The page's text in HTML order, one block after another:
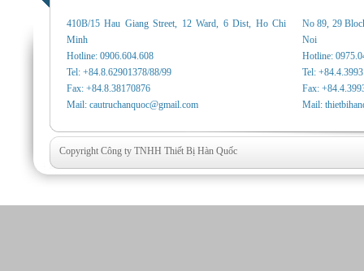
410B/15 Hau Giang Street, 12 Ward, 6 Dist, Ho Chi
Minh
Hotline: 0906.604.608
Tel: +84.8.62901378/88/99
Fax: +84.8.38170876
Mail: cautruchanquoc@gmail.com
No 89, 29
Noi
Hotline:
Tel:
Fax:
Mail:
Copyright Công ty TNHH Thiết Bị Hàn Quốc